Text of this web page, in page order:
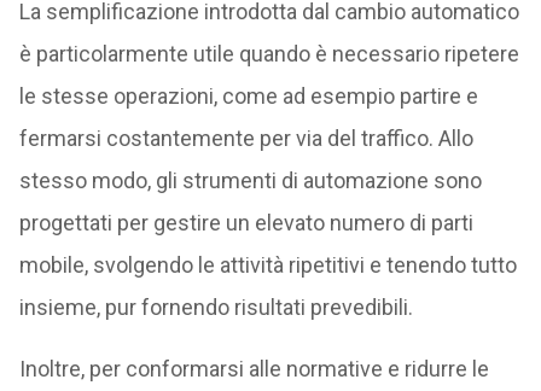
La semplificazione introdotta dal cambio automatico
è particolarmente utile quando è necessario ripetere
le stesse operazioni, come ad esempio partire e
fermarsi costantemente per via del traffico. Allo
stesso modo, gli strumenti di automazione sono
progettati per gestire un elevato numero di parti
mobile, svolgendo le attività ripetitivi e tenendo tutto
insieme, pur fornendo risultati prevedibili.
Inoltre, per conformarsi alle normative e ridurre le